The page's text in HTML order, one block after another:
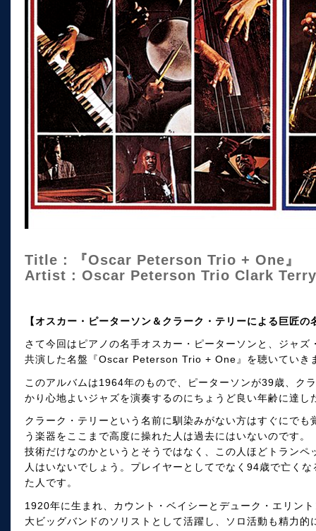
Title : 『Oscar Peterson Trio + One』
Artist : Oscar Peterson Trio Clark Terry
【オスカー・ピーターソン＆クラーク・テリーによる巨匠の
さて今回はピアノの名手オスカー・ピーターソンと、ジャ
共演した名盤『Oscar Peterson Trio + One』を聴いていき
このアルバムは1964年のもので、ピーターソンが39歳、ク
かり心地よいジャズを演奏するのにちょうど良い年齢に達
クラーク・テリーという名前に馴染みがない方はすぐにで
う楽器をここまで高度に操れた人は過去にはいないのです。
技術だけなのかというとそうではなく、この人ほどトラン
人はいないでしょう。プレイヤーとしてでなく94歳で亡く
た人です。
1920年に生まれ、カウント・ベイシーとデューク・エリン
大ビッグバンドのソリストとして活躍し、ソロ活動も精力